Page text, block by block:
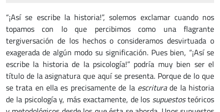
“¡Así se escribe la historia!”, solemos exclamar cuando nos
topamos con lo que percibimos como una flagrante
tergiversación de los hechos o consideramos desvirtuada o
exagerada de algún modo su significación. Pues bien, “¡Así se
escribe la historia de la psicología!” podría muy bien ser el
título de la asignatura que aquí se presenta. Porque de lo que
se trata en ella es precisamente de la escriturade la historia
de la psicología y, más exactamente, de los supuestosteóricos